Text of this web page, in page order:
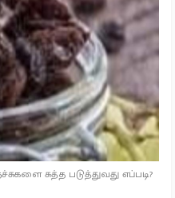
சுத்த படுத்துவது எப்படி?